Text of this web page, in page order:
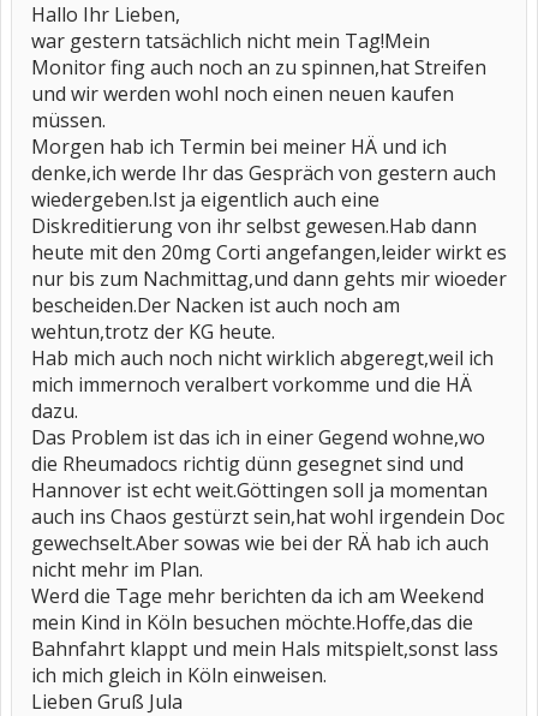
Hallo Ihr Lieben,
war gestern tatsächlich nicht mein Tag!Mein
Monitor fing auch noch an zu spinnen,hat Streifen
und wir werden wohl noch einen neuen kaufen
müssen.
Morgen hab ich Termin bei meiner HÄ und ich
denke,ich werde Ihr das Gespräch von gestern auch
wiedergeben.Ist ja eigentlich auch eine
Diskreditierung von ihr selbst gewesen.Hab dann
heute mit den 20mg Corti angefangen,leider wirkt es
nur bis zum Nachmittag,und dann gehts mir wioeder
bescheiden.Der Nacken ist auch noch am
wehtun,trotz der KG heute.
Hab mich auch noch nicht wirklich abgeregt,weil ich
mich immernoch veralbert vorkomme und die HÄ
dazu.
Das Problem ist das ich in einer Gegend wohne,wo
die Rheumadocs richtig dünn gesegnet sind und
Hannover ist echt weit.Göttingen soll ja momentan
auch ins Chaos gestürzt sein,hat wohl irgendein Doc
gewechselt.Aber sowas wie bei der RÄ hab ich auch
nicht mehr im Plan.
Werd die Tage mehr berichten da ich am Weekend
mein Kind in Köln besuchen möchte.Hoffe,das die
Bahnfahrt klappt und mein Hals mitspielt,sonst lass
ich mich gleich in Köln einweisen.
Lieben Gruß Jula